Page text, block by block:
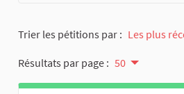
Trier les pétitions par : Les plus
Résultats par page : 50